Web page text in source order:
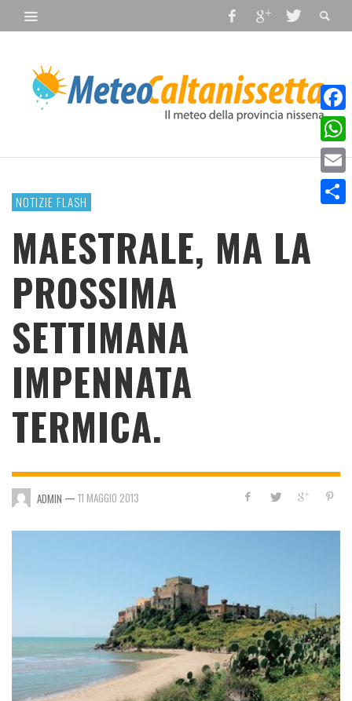
NOTIZIE FLASH
MAESTRALE, MA LA
PROSSIMA
SETTIMANA
IMPENNATA
TERMICA.
ADMIN — 11 MAGGIO 2013
Email